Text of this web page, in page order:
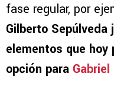
fase regular, por
Gilberto
elementos que hoy
opción para